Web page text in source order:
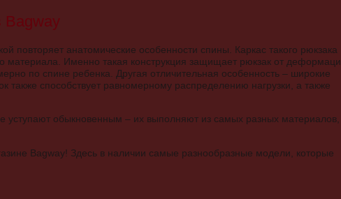
Bagway
повторяет анатомические особенности спины. Каркас такого рюкзака
материала. Именно такая конструкция защищает рюкзак от
по спине ребенка. Другая отличительная особенность – широкие
способствует равномерному распределению нагрузки, а также
уступают обыкновенным – их выполняют из самых разных материалов,
Bagway! Здесь в наличии самые разнообразные модели, которые